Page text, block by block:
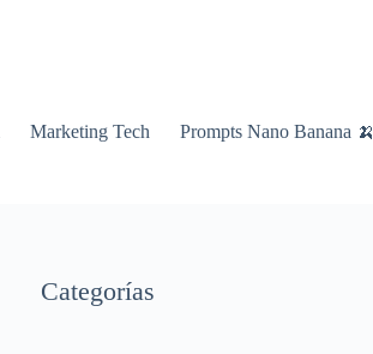
Marketing Tech Prompts Nano Banana 🍌
Categorías